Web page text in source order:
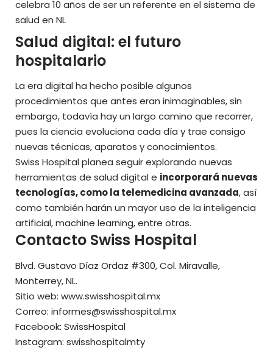
celebra 10 años de ser un referente en el sistema de
salud en NL
Salud digital: el futuro
hospitalario
La era digital ha hecho posible algunos
procedimientos que antes eran inimaginables, sin
embargo, todavía hay un largo camino que recorrer,
pues la ciencia evoluciona cada día y trae consigo
nuevas técnicas, aparatos y conocimientos.
Swiss Hospital planea seguir explorando nuevas
herramientas de salud digital e incorporará nuevas
tecnologías, como la telemedicina avanzada, así
como también harán un mayor uso de la inteligencia
artificial, machine learning, entre otras.
Contacto Swiss Hospital
Blvd. Gustavo Díaz Ordaz #300, Col. Miravalle,
Monterrey, NL.
Sitio web: www.swisshospital.mx
Correo: informes@swisshospital.mx
Facebook: SwissHospital
Instagram: swisshospitalmty